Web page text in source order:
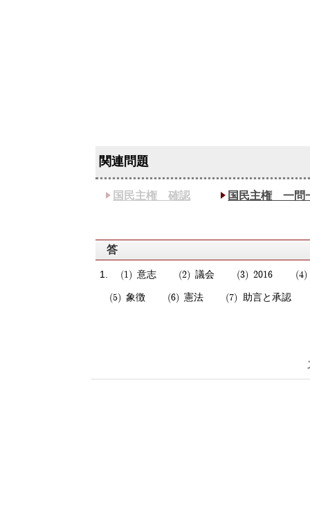
国民主権 確認 国民主権 一問
答
意志 議会 2016
象徴 憲法 助言と承認